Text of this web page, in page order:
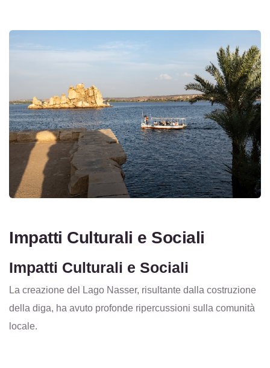
Impatti Culturali e Sociali
Impatti Culturali e Sociali
La creazione del Lago Nasser, risultante dalla costruzione
della diga, ha avuto profonde ripercussioni sulla comunità
locale.